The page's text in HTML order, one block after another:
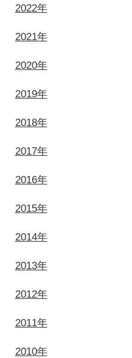
2022年
2021年
2020年
2019年
2018年
2017年
2016年
2015年
2014年
2013年
2012年
2011年
2010年